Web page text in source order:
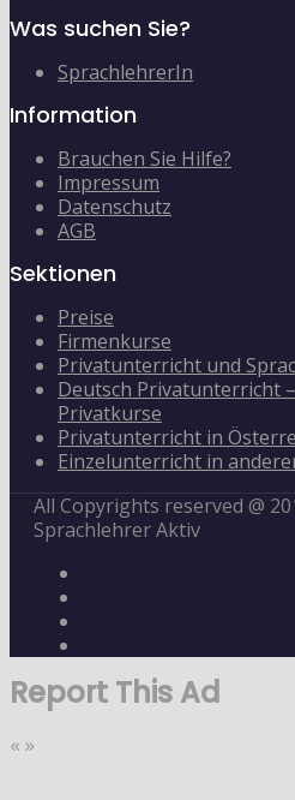
Was suchen Sie?
SprachlehrerIn
Information
Brauchen Sie Hilfe?
Impressum
Datenschutz
AGB
Sektionen
Preise
Firmenkurse
Privatunterricht und
Deutsch Privatunterricht
Privatkurse
Privatunterricht in
Einzelunterricht in
All Copyrights reserved @
Sprachlehrer Aktiv
Report This Ad
« »